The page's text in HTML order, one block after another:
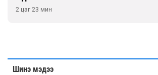
2 цаг 53 мин
Шинэ мэдээ